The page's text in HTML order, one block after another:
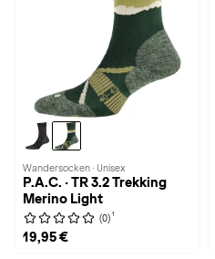
Wandersocken · Unisex
P.A.C. · TR 3.2 Trekking
Merino Light
(0) 1
19,95 €